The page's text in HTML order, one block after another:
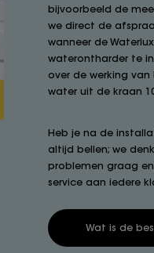
bijvoorbeeld de
we direct de
wanneer de
waterontharder te
over de werking
water uit de kraan
Heb je na de
altijd bellen; we
problemen graag
service aan iedere
Wat is de